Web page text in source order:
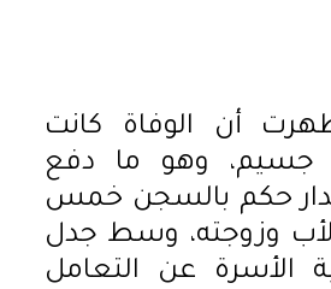
أن الوفاة كانت
جسيم، وهو ما دفع
حكم بالسجن خمس
وزوجته، وسط جدل
الأسرة عن التعامل